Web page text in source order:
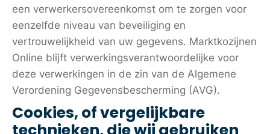
een verwerkersovereenkomst om te zorgen voor
eenzelfde niveau van beveiliging en
vertrouwelijkheid van uw gegevens. Marktkozijnen
Online blijft verwerkingsverantwoordelijke voor
deze verwerkingen in de zin van de Algemene
Verordening Gegevensbescherming (AVG).
Cookies, of vergelijkbare